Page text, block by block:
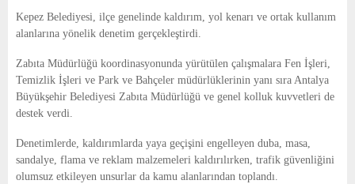
E
U
Kepez Belediyesi, ilçe genelinde kaldırım, yol kenarı ve ortak kullanım
alanlarına yönelik denetim gerçekleştirdi.
Zabıta Müdürlüğü koordinasyonunda yürütülen çalışmalara Fen İşleri,
Temizlik İşleri ve Park ve Bahçeler müdürlüklerinin yanı sıra Antalya
Büyükşehir Belediyesi Zabıta Müdürlüğü ve genel kolluk kuvvetleri de
destek verdi.
Denetimlerde, kaldırımlarda yaya geçişini engelleyen duba, masa,
sandalye, flama ve reklam malzemeleri kaldırılırken, trafik güvenliğini
olumsuz etkileyen unsurlar da kamu alanlarından toplandı.